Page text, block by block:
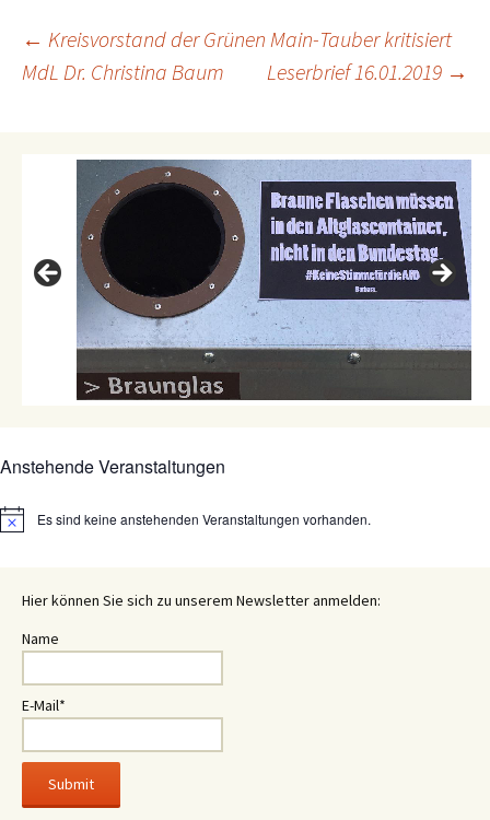
o
n
o
k
p
p
Beitragsnavigation
← Kreisvorstand der Grünen Main-Tauber kritisiert
MdL Dr. Christina Baum
Leserbrief 16.01.2019 →
Anstehende Veranstaltungen
HinweisEs sind keine anstehenden Veranstaltungen vorhanden.
Hier können Sie sich zu unserem Newsletter anmelden:
Name
E-Mail*